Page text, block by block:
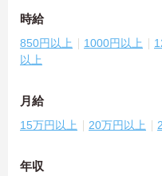
時給
850円以上 1000円以上
以上
月給
15万円以上 20万円以上
年収